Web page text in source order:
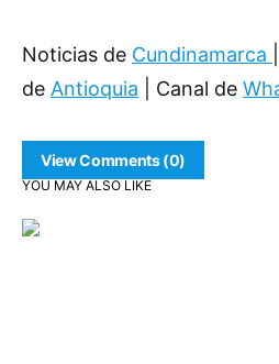
Noticias de Cundinamarca
de Antioquia | Canal de
View Comments (0)
YOU MAY ALSO LIKE